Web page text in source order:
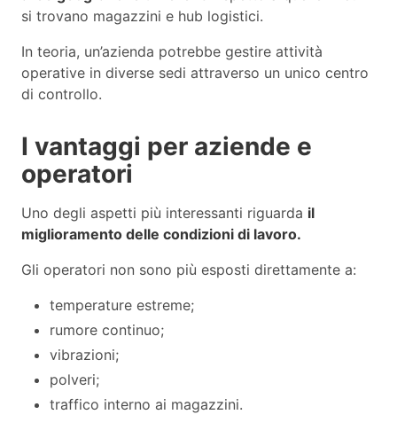
si trovano magazzini e hub logistici.
In teoria, un’azienda potrebbe gestire attività
operative in diverse sedi attraverso un unico centro
di controllo.
I vantaggi per aziende e
operatori
Uno degli aspetti più interessanti riguarda il
miglioramento delle condizioni di lavoro.
Gli operatori non sono più esposti direttamente a:
temperature estreme;
rumore continuo;
vibrazioni;
polveri;
traffico interno ai magazzini.